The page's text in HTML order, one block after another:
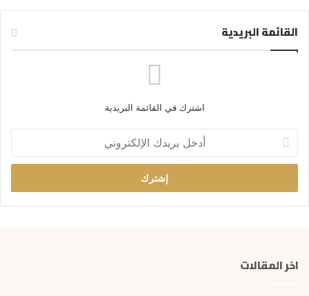
القائمة البريدية
اشترك في القائمة البريدية
خ
ب
ر
اخر المقالات